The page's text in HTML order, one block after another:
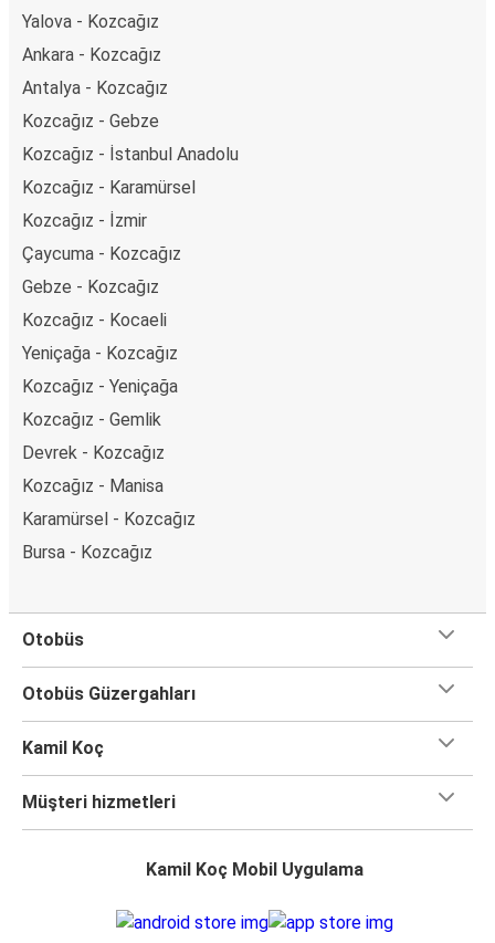
Yalova - Kozcağız
Ankara - Kozcağız
Antalya - Kozcağız
Kozcağız - Gebze
Kozcağız - İstanbul Anadolu
Kozcağız - Karamürsel
Kozcağız - İzmir
Çaycuma - Kozcağız
Gebze - Kozcağız
Kozcağız - Kocaeli
Yeniçağa - Kozcağız
Kozcağız - Yeniçağa
Kozcağız - Gemlik
Devrek - Kozcağız
Kozcağız - Manisa
Karamürsel - Kozcağız
Bursa - Kozcağız
Otobüs
Otobüs Güzergahları
Kamil Koç
Müşteri hizmetleri
Kamil Koç Mobil Uygulama